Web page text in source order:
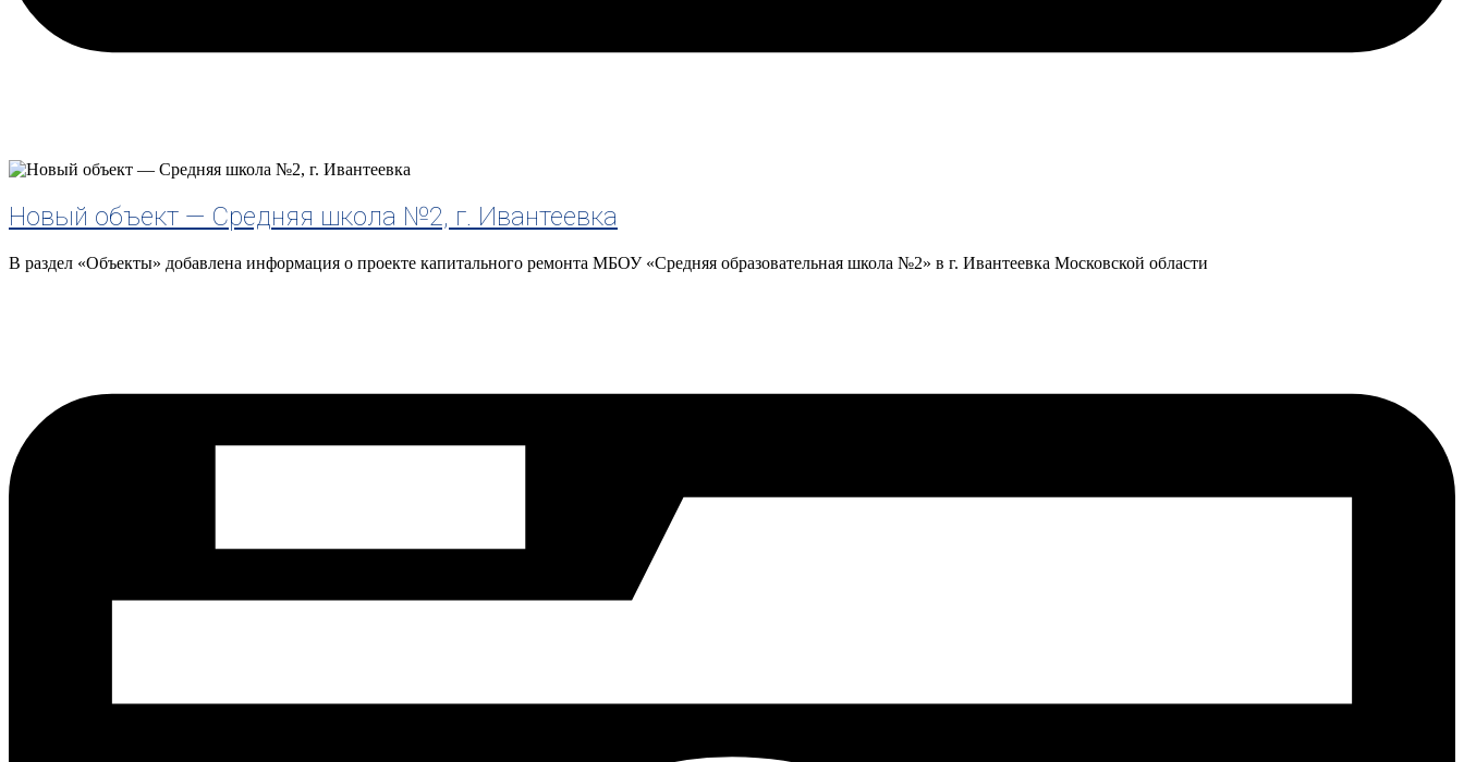
Новый объект — Средняя школа №2, г. Ивантеевка
В раздел «Объекты» добавлена информация о проекте капитального ремонта МБОУ «Средняя образовательная школа №2» в г. Ивантеевка Московской области